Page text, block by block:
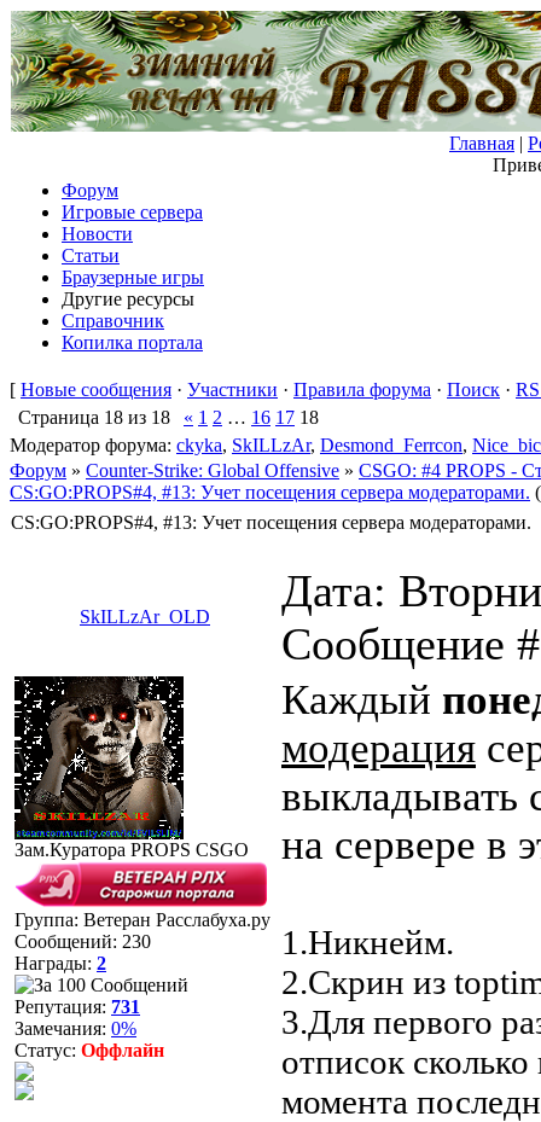
Главная |
Форум
Игровые сервера
Новости
Статьи
Браузерные игры
Другие ресурсы
Справочник
Копилка портала
[ Новые сообщения · Участники · Правила форума · Поиск ·
Страница 18 из 18 « 1 2 … 16 17 18
Модератор форума: ckyka, SkILLzAr, Desmond_Ferrcon,
Форум » Counter-Strike: Global Offensive » CSGO: #4 PROPS -
CS:GO:PROPS#4, #13: Учет посещения сервера модераторами.
CS:GO:PROPS#4, #13: Учет посещения сервера модераторами.
SkILLzAr_OLD
Дата:
Сообщение
Зам.Куратора PROPS CSGO
Группа: Ветеран Расслабуха.ру
Сообщений: 230
Награды: 2
Репутация: 731
Замечания: 0%
Статус: Оффлайн
Каждый
модерация
выкладывать
на сервере в
1.Никнейм.
2.Скрин из
3.Для первого
отписок сколько
момента